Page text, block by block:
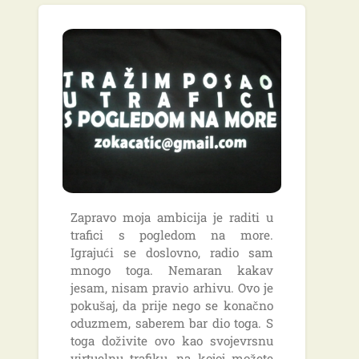
Zapravo moja ambicija je raditi u
trafici s pogledom na more.
Igrajući se doslovno, radio sam
mnogo toga. Nemaran kakav
jesam, nisam pravio arhivu. Ovo je
pokušaj, da prije nego se konačno
oduzmem, saberem bar dio toga. S
toga doživite ovo kao svojevrsnu